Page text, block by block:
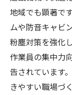
地域でも顕著で
ムや防音キャビ
粉塵対策を強化
作業員の集中力
告されています
きやすい職場づ